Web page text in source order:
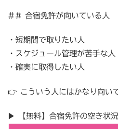
## 合宿免許が向いている人
・短期間で取りたい人
・スケジュール管理が苦手な人
・確実に取得したい人
👉 こういう人にはかなり向い
▶ 【無料】合宿免許の空き状